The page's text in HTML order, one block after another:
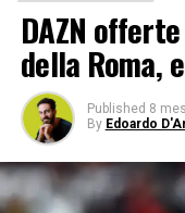
DAZN
della Roma,
Published 8
By Edoardo